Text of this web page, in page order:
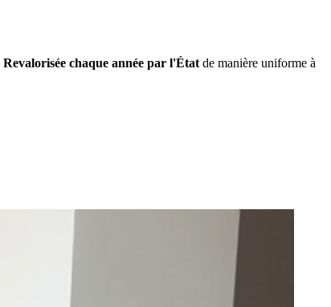
Revalorisée chaque année par l'État de manière uniforme à